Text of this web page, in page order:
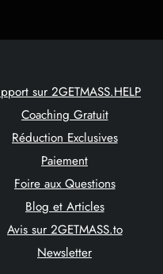
sur 2GETMASS.HELP
Coaching Gratuit
Réduction Exclusives
Paiement
Foire aux Questions
Blog et Articles
Avis sur 2GETMASS.to
Newsletter